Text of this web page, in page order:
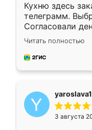
Кухню здесь
телеграмм.
Согласовали
недели кухня
довольны
мебель за
Читать полностью
3 августа